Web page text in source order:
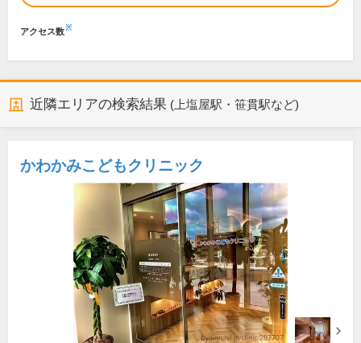
アクセス数※
近隣エリアの検索結果 (上塩屋駅・笹貫駅など)
かわかみこどもクリニック